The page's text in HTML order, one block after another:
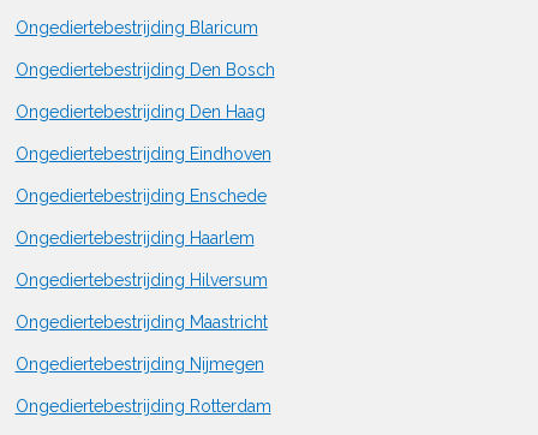
Ongediertebestrijding Blaricum
Ongediertebestrijding Den Bosch
Ongediertebestrijding Den Haag
Ongediertebestrijding Eindhoven
Ongediertebestrijding Enschede
Ongediertebestrijding Haarlem
Ongediertebestrijding Hilversum
Ongediertebestrijding Maastricht
Ongediertebestrijding Nijmegen
Ongediertebestrijding Rotterdam